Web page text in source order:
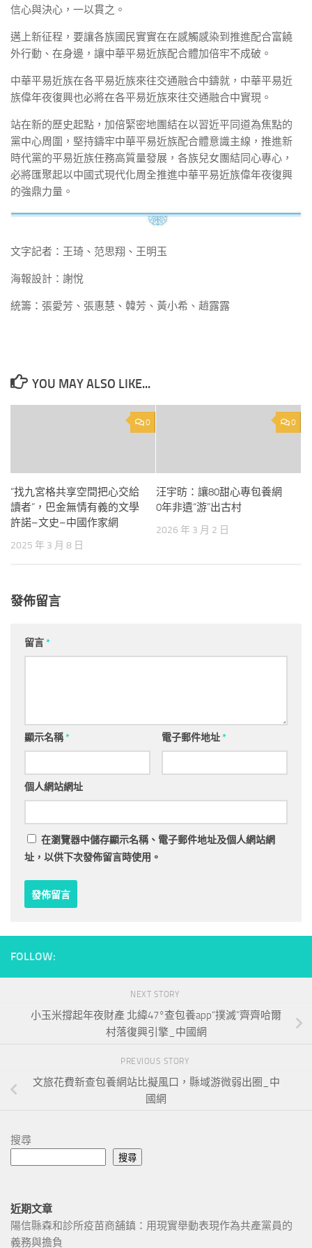
信心與決心，一以貫之。
邁上新征程，要讓各族國民實實在在感觸感染到推進配合富饒
外行動、在身邊，讓中華平易近族配合體加倍牢不成破。
中華平易近族在各平易近族來往交通融合中鑄就，中華平易近
族偉年夜復興也必將在各平易近族來往交通融合中實現。
站在新的歷史起點，加倍緊密地團結在以習近平同道為焦點的
黨中心周圍，堅持鑄牢中華平易近族配合體意識主線，推進新
時代黨的平易近族任務高質量發展，各族兒女團結同心專心，
必將匯聚起以中國式現代化周全推進中華平易近族偉年夜復興
的強鼎力量。
文字記者：王琦、范思翔、王明玉
海報設計：謝悅
統籌：張愛芳、張惠慧、韓芳、黃小希、趙露露
YOU MAY ALSO LIKE...
0
“找九宮格共享空間把心交給
讀者”，巴金無情有義的文學
許諾–文史–中國作家網
2025 年 3 月 8 日
0
汪宇昉：讓80甜心專包養網
0年非遺“游”出古村
2026 年 3 月 2 日
發佈留言
留言*
顯示名稱* 電子郵件地址*
個人網站網址
在瀏覽器中儲存顯示名稱、電子郵件地址及個人網站網
址，以供下次發佈留言時使用。
FOLLOW:
NEXT STORY
小玉米撐起年夜財產 北緯47°查包養app“撲滅”齊齊哈爾
村落復興引擎_中國網
PREVIOUS STORY
文旅花費新查包養網站比擬風口，縣域游微弱出圈_中
國網
搜尋
搜尋
近期文章
陽信縣森和診所疫苗商舖鎮：用現實舉動表現作為共產黨員的
義務與擔負